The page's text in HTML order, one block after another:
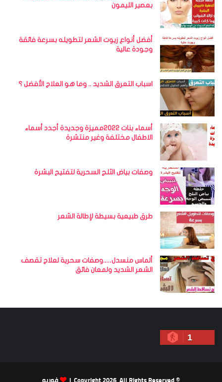
بعصير الليمون
أفضل أنواع زيوت الشعر لتطويله بسرعة فائقة
وجودة عالية
اسباب التعرق الشديد .. وما هو العلاج الأفضل ؟
أسماء بنات 2022مميزة وجديدة أجدد أسماء
الاطفال مختلفة وغير منتشرة
وصفات بياض الثلج السحرية لتفتيح البشرة
طرق طبيعية بسيطة لإطالة الشعر
ألماس منسدل….وصفات سحرية لعلاج تقصف
الشعر الشديد ولمعان فائق
1